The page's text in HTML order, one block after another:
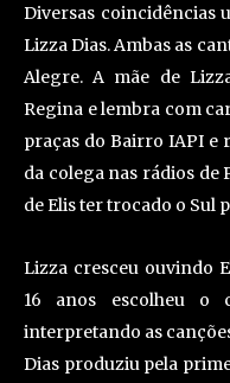
Diversas coincidências
Lizza Dias. Ambas as
Alegre. A mãe de
Regina e lembra com
praças do Bairro IAPI e
da colega nas rádios de
de Elis ter trocado o Sul
Lizza cresceu ouvindo
16 anos escolheu o
interpretando as
Dias produziu pela